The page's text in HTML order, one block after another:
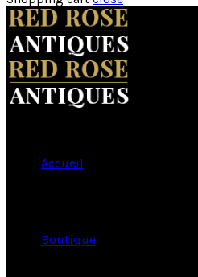
Accueil
Boutique